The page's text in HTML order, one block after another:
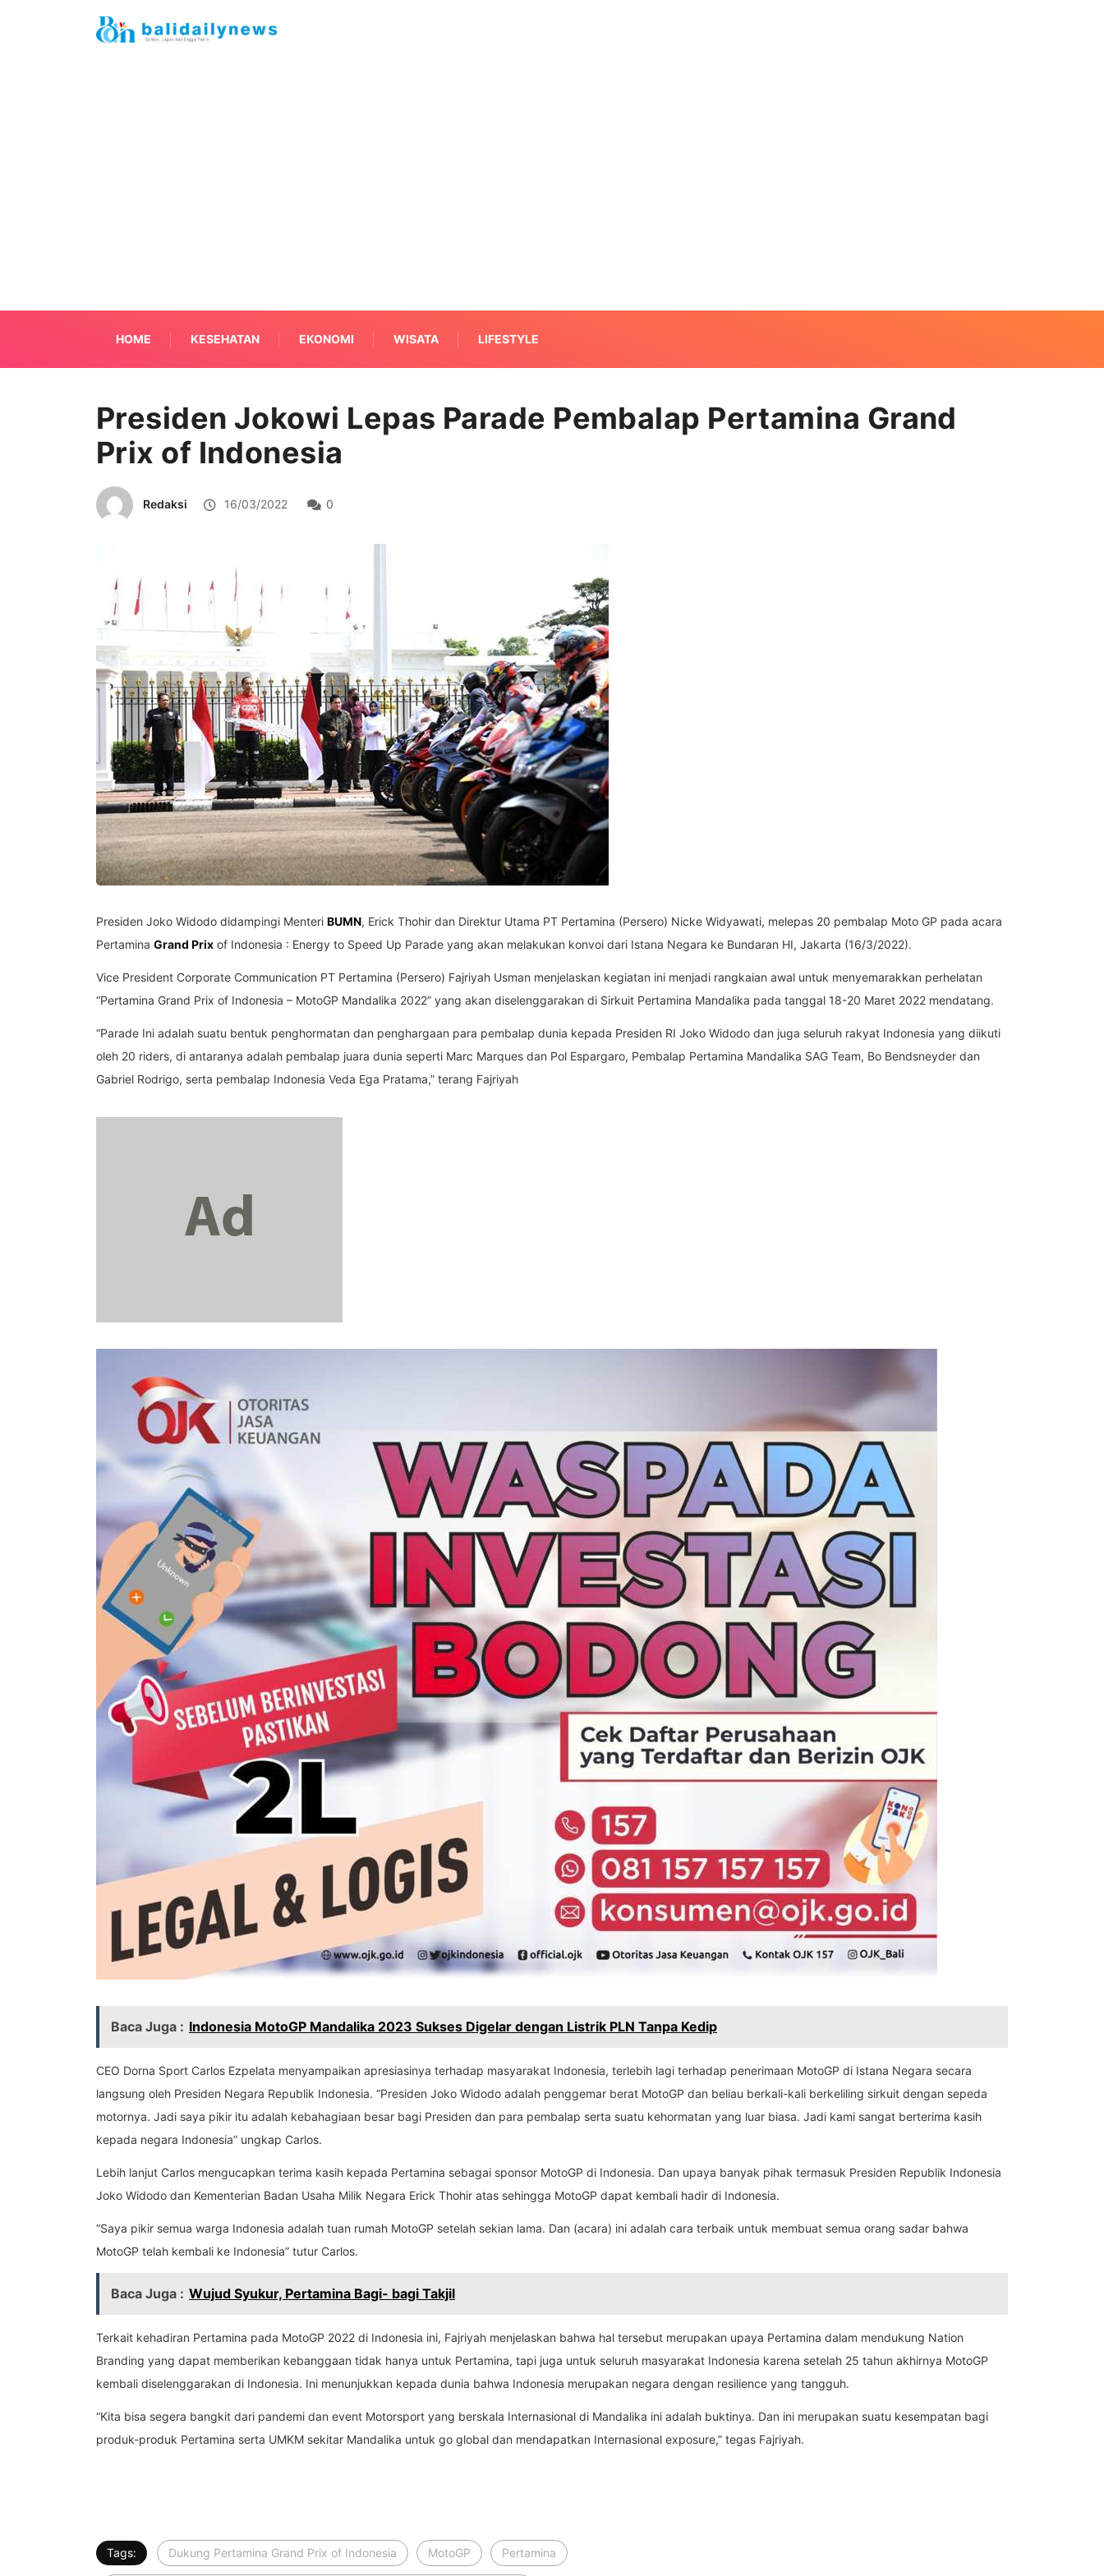
HOME KESEHATAN EKONOMI WISATA LIFESTYLE
Presiden Jokowi Lepas Parade Pembalap Pertamina Grand
Prix of Indonesia
Redaksi 16/03/2022 0
Presiden Joko Widodo didampingi Menteri BUMN, Erick Thohir dan Direktur Utama PT Pertamina (Persero) Nicke Widyawati, melepas 20 pembalap Moto GP pada acara
Pertamina Grand Prix of Indonesia : Energy to Speed Up Parade yang akan melakukan konvoi dari Istana Negara ke Bundaran HI, Jakarta (16/3/2022).
Vice President Corporate Communication PT Pertamina (Persero) Fajriyah Usman menjelaskan kegiatan ini menjadi rangkaian awal untuk menyemarakkan perhelatan
“Pertamina Grand Prix of Indonesia – MotoGP Mandalika 2022” yang akan diselenggarakan di Sirkuit Pertamina Mandalika pada tanggal 18-20 Maret 2022 mendatang.
“Parade Ini adalah suatu bentuk penghormatan dan penghargaan para pembalap dunia kepada Presiden RI Joko Widodo dan juga seluruh rakyat Indonesia yang diikuti
oleh 20 riders, di antaranya adalah pembalap juara dunia seperti Marc Marques dan Pol Espargaro, Pembalap Pertamina Mandalika SAG Team, Bo Bendsneyder dan
Gabriel Rodrigo, serta pembalap Indonesia Veda Ega Pratama,” terang Fajriyah
Baca Juga : Indonesia MotoGP Mandalika 2023 Sukses Digelar dengan Listrik PLN Tanpa Kedip
CEO Dorna Sport Carlos Ezpelata menyampaikan apresiasinya terhadap masyarakat Indonesia, terlebih lagi terhadap penerimaan MotoGP di Istana Negara secara
langsung oleh Presiden Negara Republik Indonesia. “Presiden Joko Widodo adalah penggemar berat MotoGP dan beliau berkali-kali berkeliling sirkuit dengan sepeda
motornya. Jadi saya pikir itu adalah kebahagiaan besar bagi Presiden dan para pembalap serta suatu kehormatan yang luar biasa. Jadi kami sangat berterima kasih
kepada negara Indonesia” ungkap Carlos.
Lebih lanjut Carlos mengucapkan terima kasih kepada Pertamina sebagai sponsor MotoGP di Indonesia. Dan upaya banyak pihak termasuk Presiden Republik Indonesia
Joko Widodo dan Kementerian Badan Usaha Milik Negara Erick Thohir atas sehingga MotoGP dapat kembali hadir di Indonesia.
“Saya pikir semua warga Indonesia adalah tuan rumah MotoGP setelah sekian lama. Dan (acara) ini adalah cara terbaik untuk membuat semua orang sadar bahwa
MotoGP telah kembali ke Indonesia” tutur Carlos.
Baca Juga : Wujud Syukur, Pertamina Bagi- bagi Takjil
Terkait kehadiran Pertamina pada MotoGP 2022 di Indonesia ini, Fajriyah menjelaskan bahwa hal tersebut merupakan upaya Pertamina dalam mendukung Nation
Branding yang dapat memberikan kebanggaan tidak hanya untuk Pertamina, tapi juga untuk seluruh masyarakat Indonesia karena setelah 25 tahun akhirnya MotoGP
kembali diselenggarakan di Indonesia. Ini menunjukkan kepada dunia bahwa Indonesia merupakan negara dengan resilience yang tangguh.
“Kita bisa segera bangkit dari pandemi dan event Motorsport yang berskala Internasional di Mandalika ini adalah buktinya. Dan ini merupakan suatu kesempatan bagi
produk-produk Pertamina serta UMKM sekitar Mandalika untuk go global dan mendapatkan Internasional exposure,” tegas Fajriyah.
Tags: Dukung Pertamina Grand Prix of Indonesia MotoGP Pertamina